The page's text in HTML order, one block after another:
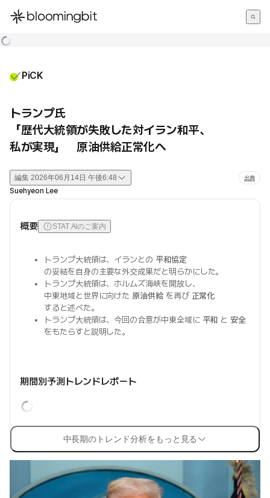
한국어
PiCK
トランプ氏
「歴代大統領が失敗した対イラン和平、
私が実現」 原油供給正常化へ
編集 2026年06月14日 午後6:48 出典
Suehyeon Lee
概要 STAT AIのご案内
トランプ大統領は、イランとの 平和協定
の妥結を自身の主要な外交成果だと明らかにした。
トランプ大統領は、ホルムズ海峡を開放し、
中東地域と世界に向けた 原油供給を再び 正常化
すると述べた。
トランプ大統領は、今回の合意が中東全域に 平和 と 安全
をもたらすと説明した。
期間別予測トレンドレポート
中長期のトレンド分析をもっと見る